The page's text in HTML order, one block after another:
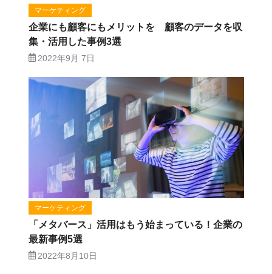
マーケティング
企業にも顧客にもメリットを 顧客のデータを収
集・活用した事例3選
2022年9月 7日
マーケティング
「メタバース」活用はもう始まっている！企業の
最新事例5選
2022年8月10日